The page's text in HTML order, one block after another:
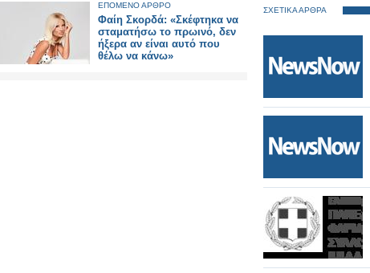
ΕΠΟΜΕΝΟ ΑΡΘΡΟ
Φαίη Σκορδά: «Σκέφτηκα να
σταματήσω το πρωινό, δεν
ήξερα αν είναι αυτό που
θέλω να κάνω»
ΣΧΕΤΙΚΑ ΑΡΘΡΑ